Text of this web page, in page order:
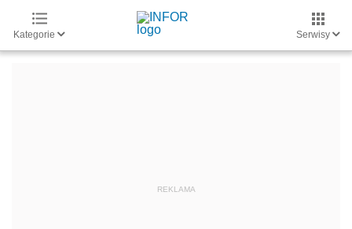
Kategorie Serwisy